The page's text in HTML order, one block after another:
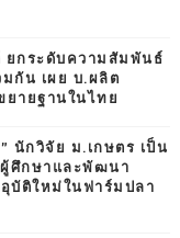
ยกระดับความสัมพันธ์
กัน เผย บ.ผลิต
ายฐานในไทย
นักวิจัย ม.เกษตร เป็น
ศึกษาและพัฒนา
บัติใหม่ในฟาร์มปลา